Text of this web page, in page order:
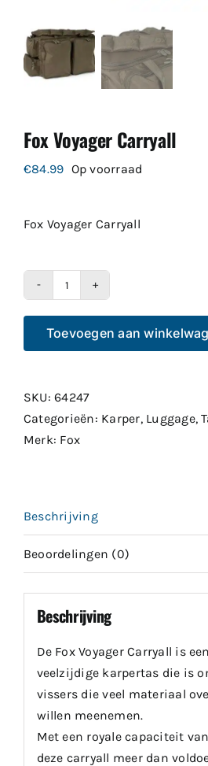
Fox Voyager Carryall
€84.99 Op voorraad
Fox Voyager Carryall
Voyager
Carryall
Toevoegen aan
SKU:64247
Categorieën: Karper, Luggage,
Merk: Fox
Beschrijving
Beoordelingen (0)
Beschrijving
De Fox Voyager Carryall is
veelzijdige karpertas die is
vissers die veel materiaal
willen meenemen.
Met een royale capaciteit
deze carryall meer dan